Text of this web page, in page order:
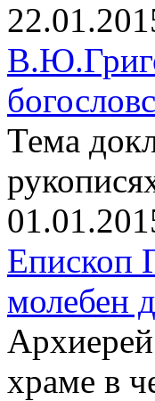
Тема
Епископ
молебен
храме в